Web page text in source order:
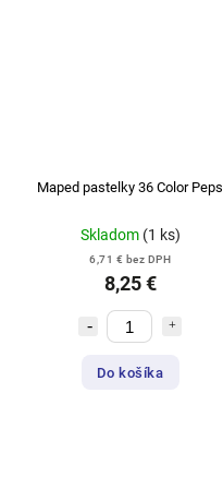
Maped pastelky 36 Color Peps
Skladom (1 ks)
6,71 € bez DPH
8,25 €
Do košíka